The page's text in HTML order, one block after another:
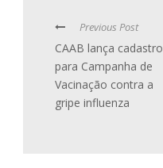
Previous Post
CAAB lança cadastro
para Campanha de
Vacinação contra a
gripe influenza